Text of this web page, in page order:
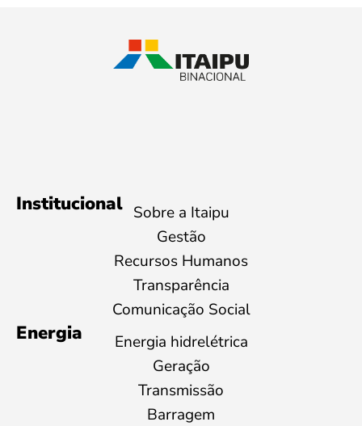
Institucional Sobre a Itaipu
Gestão
Recursos Humanos
Transparência
Comunicação Social
Energia
Energia hidrelétrica
Geração
Transmissão
Barragem